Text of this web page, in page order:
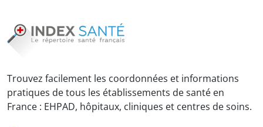
Trouvez facilement les coordonnées et informations
pratiques de tous les établissements de santé en
France : EHPAD, hôpitaux, cliniques et centres de soins.